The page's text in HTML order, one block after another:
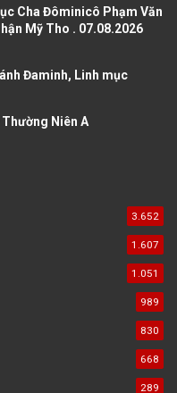
Cha Đôminicô Phạm Văn
Mỹ Tho . 07.08.2026
Đaminh, Linh mục
Thường Niên A
3.652
1.607
1.051
989
830
668
289